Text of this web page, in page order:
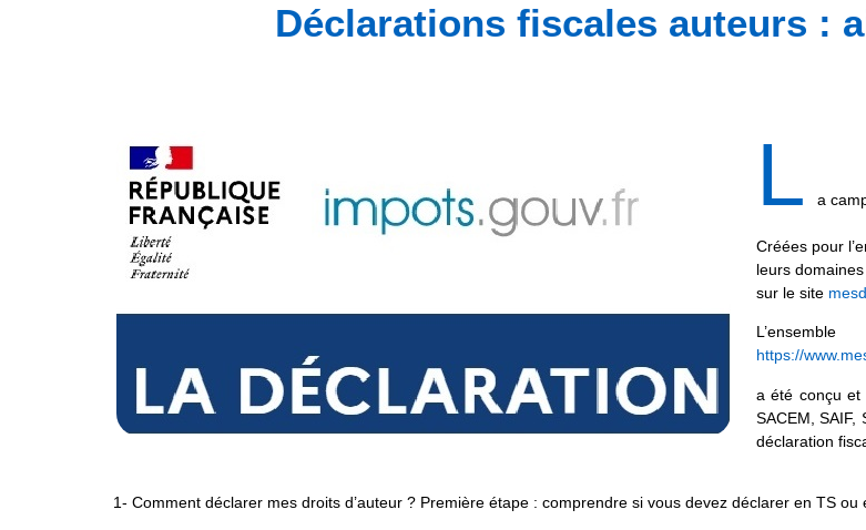
Déclarations fiscales auteurs :
L a
Créées pour
leurs
sur le site
https://
a été conçu et
SACEM,
déclaration
1- Comment déclarer mes droits d’auteur ? Première étape : comprendre si vous devez déclarer en TS ou